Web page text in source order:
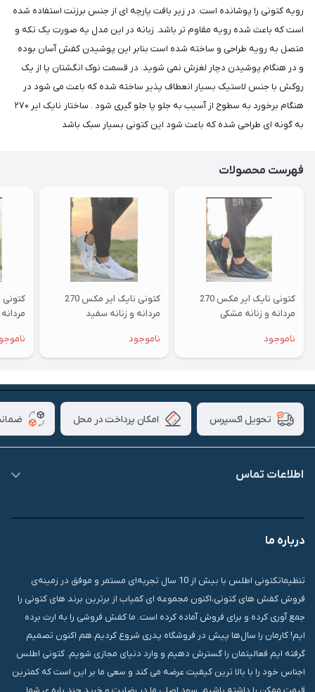
رویه کتونی را پوشانده است. ‌‌در زیر بافت پارچه ای از جنس برزنت استفاده شده
است که باعث شده رویه مقاوم تر باشد. زبانه در این مدل یه صورت یک تکه و
متصل به رویه طراحی و ساخته شده است بنابر این پوشیدن کفش آسان بوده
و در هنگام پوشیدن دچار لغزش نمی شوید. در قسمت نوک انگشتان پا از یک
روکش با جنس لاستیک بسیار انعطاف پذیر ساخته شده که باعث می شود در
هنگام برخورد به سطوح از آسیب به جلو پا جلو گیری شود . ساختار نایک ایر ۲۷۰
به گونه ای طراحی شده که باعث شود این کتونی بسیار سبک باشد
فهرست محصولات
کتونی نایک ایر مکس 270
مردانه و زنانه مشکی
ناموجود
کتونی نایک ایر مکس 270
مردانه و زنانه سفید
ناموجود
تحویل اکسپرس امکان پرداخت در محل
اطلاعات تماس
درباره ما
تنظیماتکتونی اطلس با بیش از 10 سال تجربه‌ای مستمر و موفق در زمینه‌ی
فروش کفش های کتونی،اکنون مجموعه ای کمیاب از برترین برند های کتونی را
جمع آوری کرده و برای فروش آماده کرده است. ما کفش فروشی را به ارث برده
ایم! کارمان را سال‌ها پیش در فروشگاه پدری شروع کردیم.هم اکنون تصمیم
گرفته ایم فعالیتمان را گسترش دهیم و وارد دنیای مجازی شویم. کتونی اطلس
اجناس خود را با بالا ترین کیفیت عرضه می کند و سعی ما بر این است که کمترین